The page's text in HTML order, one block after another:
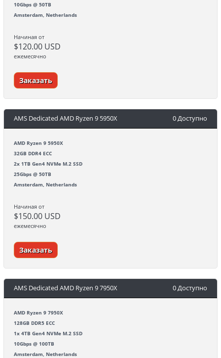
10Gbps @ 50TB
Amsterdam, Netherlands
Начиная от
$120.00 USD
ежемесячно
Заказать
AMS Dedicated AMD Ryzen 9 5950X 0 Доступно
AMD Ryzen 9 5950X
32GB DDR4 ECC
2x 1TB Gen4 NVMe M.2 SSD
25Gbps @ 50TB
Amsterdam, Netherlands
Начиная от
$150.00 USD
ежемесячно
Заказать
AMS Dedicated AMD Ryzen 9 7950X 0 Доступно
AMD Ryzen 9 7950X
128GB DDR5 ECC
1x 4TB Gen4 NVMe M.2 SSD
10Gbps @ 100TB
Amsterdam, Netherlands